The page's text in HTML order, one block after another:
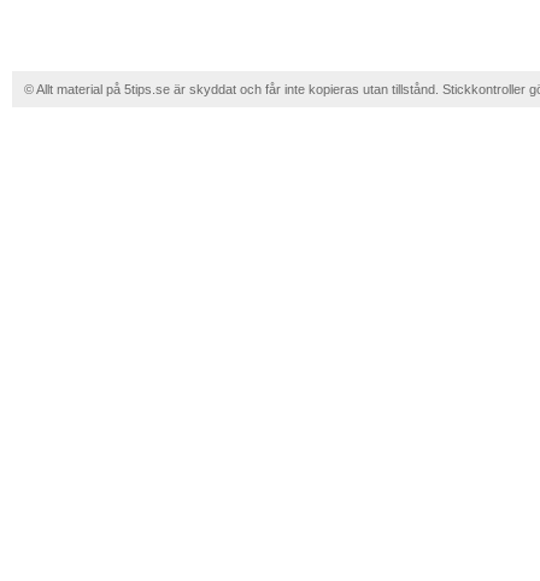
© Allt material på 5tips.se är skyddat och får inte kopieras utan tillstånd. Stickkontroller